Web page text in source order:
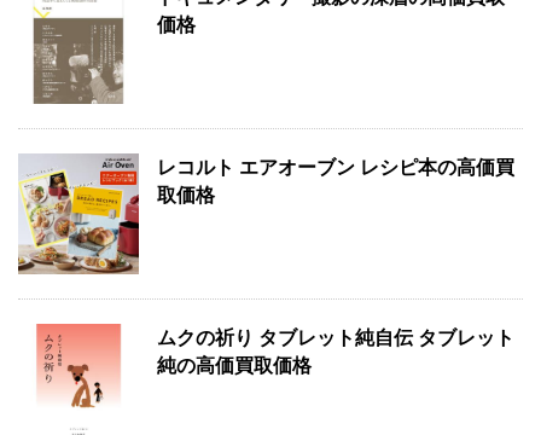
価格
レコルト エアオーブン レシピ本の高価買
取価格
ムクの祈り タブレット純自伝 タブレット
純の高価買取価格